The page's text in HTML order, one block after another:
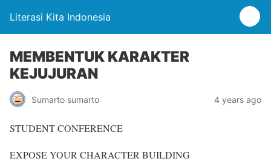
Literasi Kita Indonesia
MEMBENTUK KARAKTER
KEJUJURAN
Sumarto sumarto 4 years ago
STUDENT CONFERENCE
EXPOSE YOUR CHARACTER BUILDING